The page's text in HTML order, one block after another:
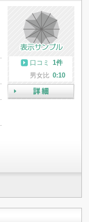
口コミ
1件
男女比 0:10